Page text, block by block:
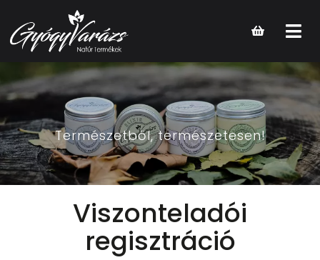
Open
main
Természetből, természetesen!
Viszonteladói
regisztráció